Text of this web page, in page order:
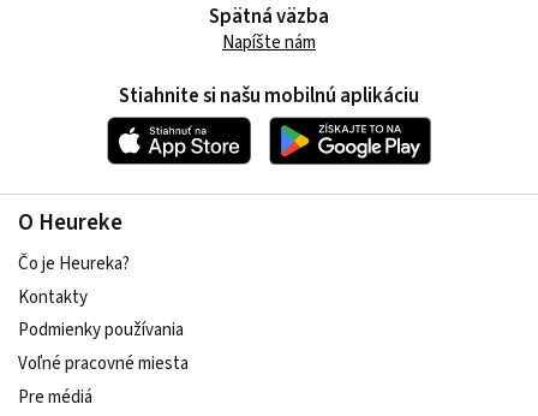
O Heureke
Čo je Heureka?
Kontakty
Podmienky používania
Voľné pracovné miesta
Pre médiá
Spätná väzba
Napíšte nám
Stiahnite si našu mobilnú aplikáciu